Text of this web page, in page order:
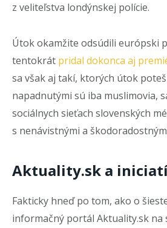
z veliteľstva londýnskej polície.
Útok okamžite odsúdili európski
tentokrát pridal dokonca aj
sa však aj takí, ktorých útok
napadnutými sú iba muslimovia,
sociálnych sieťach slovenských
s nenávistnými a
Aktuality.sk a
Fakticky hneď po tom, ako o
informačný portál Aktuality.sk na